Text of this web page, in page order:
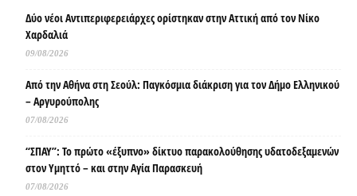
Δύο νέοι Αντιπεριφερειάρχες ορίστηκαν στην Αττική από τον Νίκο
Χαρδαλιά
09/08/2026
Από την Αθήνα στη Σεούλ: Παγκόσμια διάκριση για τον Δήμο Ελληνικού
– Αργυρούπολης
07/08/2026
“ΣΠΑΥ”: Το πρώτο «έξυπνο» δίκτυο παρακολούθησης υδατοδεξαμενών
στον Υμηττό – και στην Αγία Παρασκευή
07/08/2026